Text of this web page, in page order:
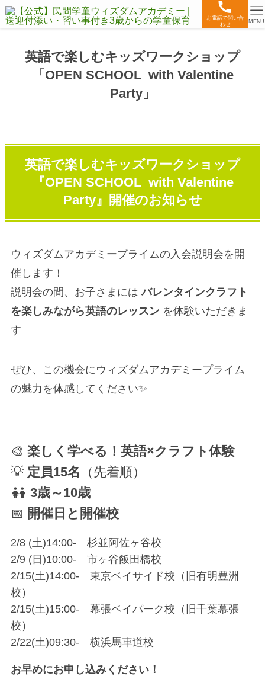
お電話で問い合
わせ
MENU
英語で楽しむキッズワークショップ
「OPEN SCHOOL with Valentine
Party」
英語で楽しむキッズワークショップ
『OPEN SCHOOL with Valentine
Party』開催のお知らせ
ウィズダムアカデミープライムの入会説明会を開
催します！
説明会の間、お子さまにはバレンタインクラフト
を楽しみながら英語のレッスン を体験いただきま
す
ぜひ、この機会にウィズダムアカデミープライム
の魅力を体感してください✨
🎨 楽しく学べる！英語×クラフト体験
💡 定員15名 （先着順）
3歳～10歳
📅 開催日と開催校
2/8 (土)14:00- 杉並阿佐ヶ谷校
2/9 (日)10:00- 市ヶ谷飯田橋校
2/15(土)14:00- 東京ベイサイド校（旧有明豊洲
校）
2/15(土)15:00- 幕張ベイパーク校（旧千葉幕張
校）
2/22(土)09:30- 横浜馬車道校
お早めにお申し込みください！